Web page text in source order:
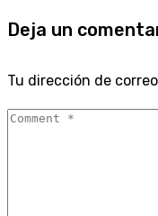
Deja un
Tu dirección de